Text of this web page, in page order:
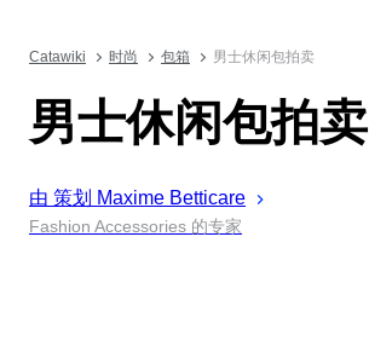
Catawiki 时尚 包箱 男士休闲包拍卖
男士休闲包拍卖
由 策划 Maxime Betticare
Fashion Accessories 的专家